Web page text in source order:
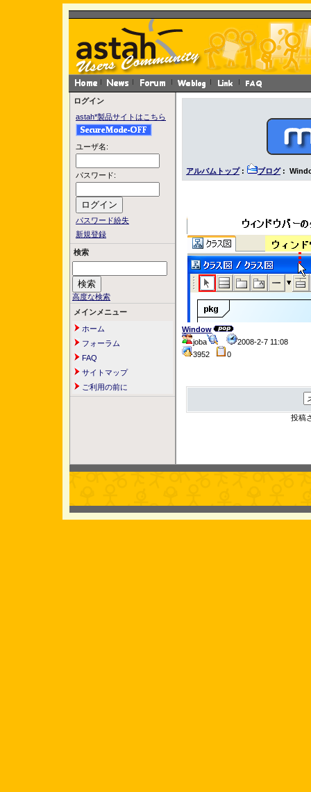
ログイン
astah*製品サイトはこちら
ユーザ名:
パスワード:
パスワード紛失
新規登録
検索
高度な検索
メインメニュー
ホーム
フォーラム
FAQ
サイトマップ
ご利用の前に
アルバムトップ: ブログ:
Window
joba
2008-2-7 11:08
3952
0
投稿